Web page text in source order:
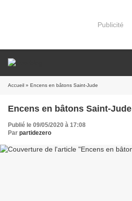
Publicité
Accueil » Encens en bâtons Saint-Jude
Encens en bâtons Saint-Jude
Publié le 09/05/2020 à 17:08
Par partidezero